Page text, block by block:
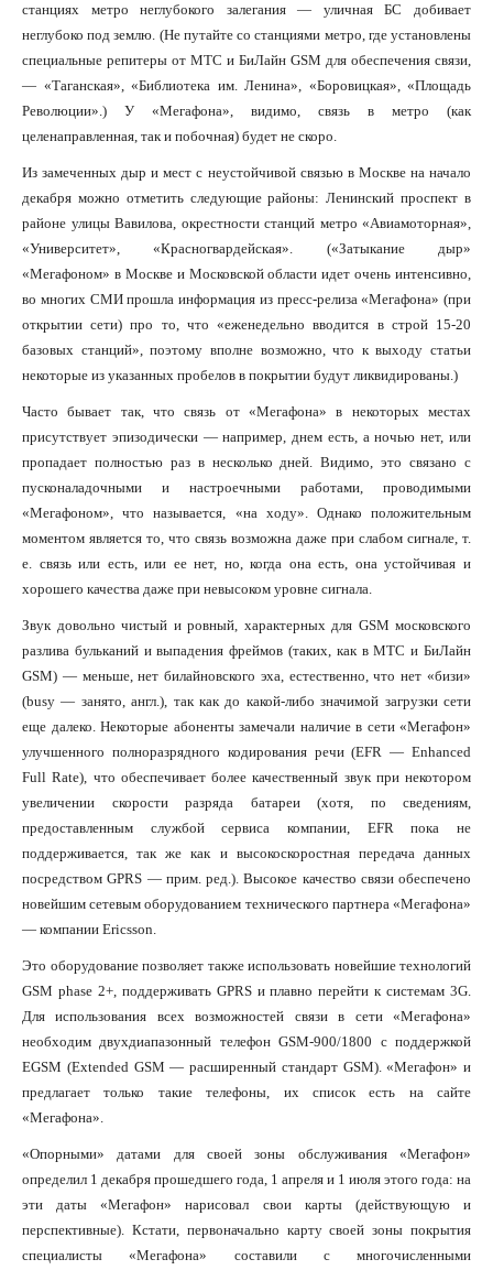
станциях метро неглубокого залегания — уличная БС добивает
неглубоко под землю. (Не путайте со станциями метро, где установлены
специальные репитеры от МТС и БиЛайн GSM для обеспечения связи,
— «Таганская», «Библиотека им. Ленина», «Боровицкая», «Площадь
Революции».) У «Мегафона», видимо, связь в метро (как
целенаправленная, так и побочная) будет не скоро.
Из замеченных дыр и мест с неустойчивой связью в Москве на начало
декабря можно отметить следующие районы: Ленинский проспект в
районе улицы Вавилова, окрестности станций метро «Авиамоторная»,
«Университет», «Красногвардейская». («Затыкание дыр»
«Мегафоном» в Москве и Московской области идет очень интенсивно,
во многих СМИ прошла информация из пресс-релиза «Мегафона» (при
открытии сети) про то, что «еженедельно вводится в строй 15-20
базовых станций», поэтому вполне возможно, что к выходу статьи
некоторые из указанных пробелов в покрытии будут ликвидированы.)
Часто бывает так, что связь от «Мегафона» в некоторых местах
присутствует эпизодически — например, днем есть, а ночью нет, или
пропадает полностью раз в несколько дней. Видимо, это связано с
пусконаладочными и настроечными работами, проводимыми
«Мегафоном», что называется, «на ходу». Однако положительным
моментом является то, что связь возможна даже при слабом сигнале, т.
е. связь или есть, или ее нет, но, когда она есть, она устойчивая и
хорошего качества даже при невысоком уровне сигнала.
Звук довольно чистый и ровный, характерных для GSM московского
разлива бульканий и выпадения фреймов (таких, как в МТС и БиЛайн
GSM) — меньше, нет билайновского эха, естественно, что нет «бизи»
(busy — занято, англ.), так как до какой-либо значимой загрузки сети
еще далеко. Некоторые абоненты замечали наличие в сети «Мегафон»
улучшенного полноразрядного кодирования речи (EFR — Enhanced
Full Rate), что обеспечивает более качественный звук при некотором
увеличении скорости разряда батареи (хотя, по сведениям,
предоставленным службой сервиса компании, EFR пока не
поддерживается, так же как и высокоскоростная передача данных
посредством GPRS — прим. ред.). Высокое качество связи обеспечено
новейшим сетевым оборудованием технического партнера «Мегафона»
— компании Ericsson.
Это оборудование позволяет также использовать новейшие технологий
GSM phase 2+, поддерживать GPRS и плавно перейти к системам 3G.
Для использования всех возможностей связи в сети «Мегафона»
необходим двухдиапазонный телефон GSM-900/1800 с поддержкой
EGSM (Extended GSM — расширенный стандарт GSM). «Мегафон» и
предлагает только такие телефоны, их список есть на сайте
«Мегафона».
«Опорными» датами для своей зоны обслуживания «Мегафон»
определил 1 декабря прошедшего года, 1 апреля и 1 июля этого года: на
эти даты «Мегафон» нарисовал свои карты (действующую и
перспективные). Кстати, первоначально карту своей зоны покрытия
специалисты «Мегафона» составили с многочисленными